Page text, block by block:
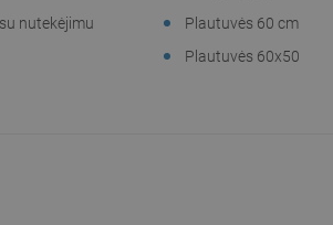
nutekėjimu Plautuvės 60 cm
Plautuvės 60x50